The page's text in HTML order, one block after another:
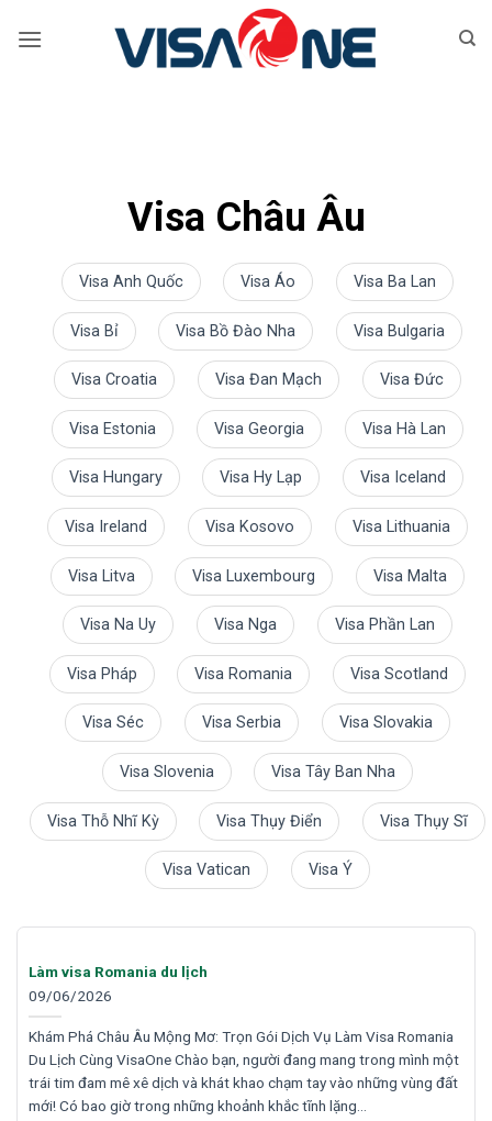
qua
Visa Châu Âu
Visa Anh Quốc Visa Áo Visa Ba Lan
Visa Bỉ Visa Bồ Đào Nha Visa Bulgaria
Visa Croatia Visa Đan Mạch Visa Đức
Visa Estonia Visa Georgia Visa Hà Lan
Visa Hungary Visa Hy Lạp Visa Iceland
Visa Ireland Visa Kosovo Visa Lithuania
Visa Litva Visa Luxembourg Visa Malta
Visa Na Uy Visa Nga Visa Phần Lan
Visa Pháp Visa Romania Visa Scotland
Visa Séc Visa Serbia Visa Slovakia
Visa Slovenia Visa Tây Ban Nha
Visa Thỗ Nhĩ Kỳ Visa Thụy Điển Visa Thụy Sĩ
Visa Vatican Visa Ý
Làm visa Romania du lịch
09/06/2026
Khám Phá Châu Âu Mộng Mơ: Trọn Gói Dịch Vụ Làm Visa Romania
Du Lịch Cùng VisaOne Chào bạn, người đang mang trong mình một
trái tim đam mê xê dịch và khát khao chạm tay vào những vùng đất
mới! Có bao giờ trong những khoảnh khắc tĩnh lặng…